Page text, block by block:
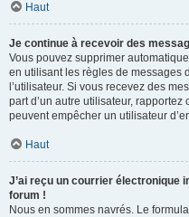
Haut
Je continue à recevoir des
Vous pouvez supprimer
en utilisant les règles de messages
l’utilisateur. Si vous recevez des
part d’un autre utilisateur,
peuvent empêcher un utilisateur
Haut
J’ai reçu un courrier électronique
forum !
Nous en sommes navrés. Le